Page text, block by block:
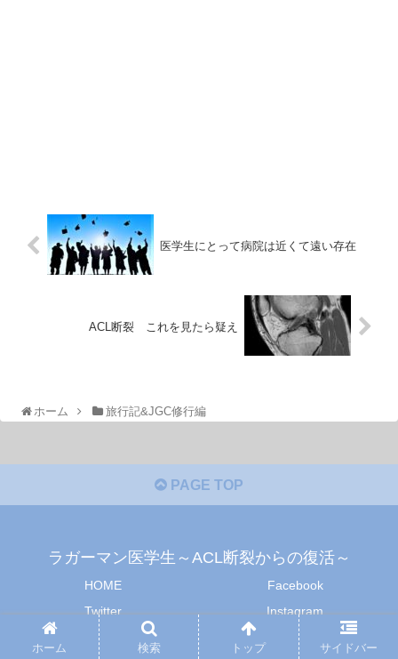
医学生にとって病院は近くて遠い存在
ACL断裂 これを見たら疑え
ホーム 旅行記&JGC修行編
PAGE TOP
ラガーマン医学生～ACL断裂からの復活～
HOME
Facebook
Twitter
Instagram
メール
プライバシーポリシー
ホーム 検索 トップ サイドバー